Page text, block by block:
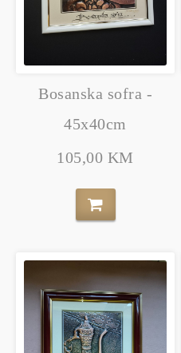
Bosanska sofra -
45x40cm
105,00 KM